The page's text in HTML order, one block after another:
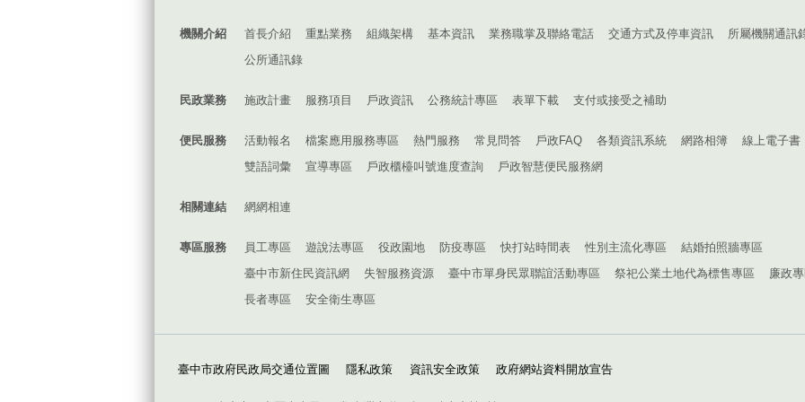
機關介紹 首長介紹 重點業務 組織架構 基本資訊 業務職掌及聯絡電話 交通方式及停車資訊
所屬機關通訊
公所通訊錄
民政業務 施政計畫 服務項目 戶政資訊 公務統計專區 表單下載 支付或接受之補助
便民服務 活動報名 檔案應用服務專區 熱門服務 常見問答 戶政FAQ 各類資訊系統 網路相簿
線上電子書
雙語詞彙
宣導專區 戶政櫃檯叫號進度查詢 戶政智慧便民服務網
相關連結 網網相連
專區服務 員工專區 遊說法專區 役政園地 防疫專區 快打站時間表 性別主流化專區
結婚拍照牆專區
臺中市新住民資訊網
失智服務資源 臺中市單身民眾聯誼活動專區 祭祀公業土地代為標售專區
廉政
長者專區
安全衛生專區
臺中市政府民政局交通位置圖 隱私政策 資訊安全政策 政府網站資料開放宣告